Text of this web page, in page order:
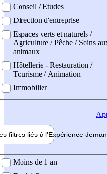
Conseil / Etudes
Direction d'entreprise
Espaces verts et naturels /
Agriculture / Pêche / Soins
animaux
Hôtellerie - Restauration /
Tourisme / Animation
Immobilier
filtres liés à l'Expérience
demandée
Moins de 1 an